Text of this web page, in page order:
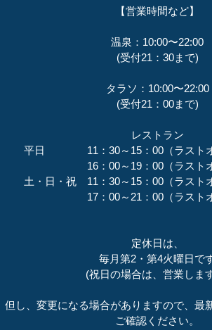
【営業時間など】
温泉：10:00〜22:00
(受付21：30まで)
タラソ：10:00〜22:00
(受付21：00まで)
レストラン
平日 11：30～15：00（ラストオ
16：00～19：00（ラストオー
土・日・祝 11：30～15：00（ラスト
17：00～21：00（ラストオー
定休日は、
毎月第2・第4火曜日で
(祝日の場合は、営業します
但し、変更になる場合がありますので、最
ご確認ください。